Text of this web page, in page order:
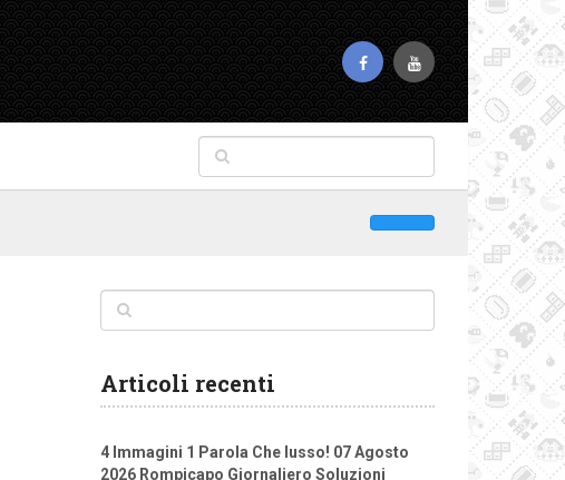
Articoli recenti
4 Immagini 1 Parola Che lusso! 07 Agosto
2026 Rompicapo Giornaliero Soluzioni